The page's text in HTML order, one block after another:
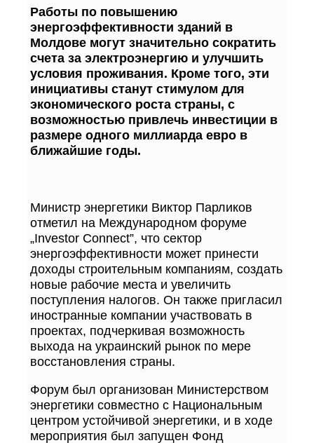
Работы по повышению
энергоэффективности зданий в
Молдове могут значительно сократить
счета за электроэнергию и улучшить
условия проживания. Кроме того, эти
инициативы станут стимулом для
экономического роста страны, с
возможностью привлечь инвестиции в
размере одного миллиарда евро в
ближайшие годы.
Министр энергетики Виктор Парликов
отметил на Международном форуме
„Investor Connect”, что сектор
энергоэффективности может принести
доходы строительным компаниям, создать
новые рабочие места и увеличить
поступления налогов. Он также пригласил
иностранные компании участвовать в
проектах, подчеркивая возможность
выхода на украинский рынок по мере
восстановления страны.
Форум был организован Министерством
энергетики совместно с Национальным
центром устойчивой энергетики, и в ходе
мероприятия был запущен Фонд